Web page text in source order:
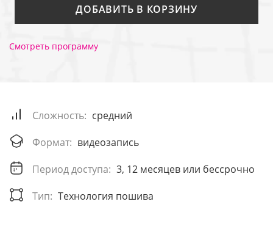
ДОБАВИТЬ В КОРЗИНУ
Смотреть программу
Сложность: средний
Формат: видеозапись
Период доступа: 3, 12 месяцев или бессрочно
Тип: Технология пошива